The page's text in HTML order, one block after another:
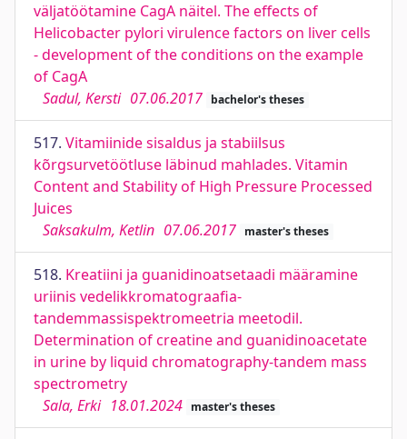
väljatöötamine CagA näitel. The effects of
Helicobacter pylori virulence factors on liver cells
- development of the conditions on the example
of CagA
Sadul, Kersti 07.06.2017 bachelor's theses
517. Vitamiinide sisaldus ja stabiilsus
kõrgsurvetöötluse läbinud mahlades. Vitamin
Content and Stability of High Pressure Processed
Juices
Saksakulm, Ketlin 07.06.2017 master's theses
518. Kreatiini ja guanidinoatsetaadi määramine
uriinis vedelikkromatograafia-
tandemmassispektromeetria meetodil.
Determination of creatine and guanidinoacetate
in urine by liquid chromatography-tandem mass
spectrometry
Sala, Erki 18.01.2024 master's theses